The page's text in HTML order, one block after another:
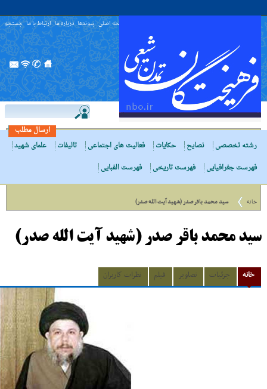
صفحه اصلی پیوندها درباره ما ارتباط با ما جستجو
ارسال مطلب
رشته تخصصی
نصایح حکایات فعالیت های اجتماعی تالیفات
علمای شهید
فهرست جغرافیایی
فهرست تاریخی فهرست الفبایی
خانه سید محمد باقر صدر (شهید آیت الله صدر)
سید محمد باقر صدر (شهید آیت الله صدر)
خانه جزئیات تصاویر فیلم نظرات کاربران